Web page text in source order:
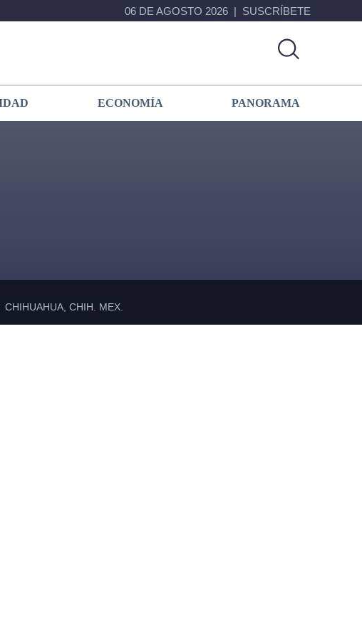
06 DE AGOSTO 2026 SUSCRÍBETE
ECONOMÍA PANORAMA
CHIH. MEX.